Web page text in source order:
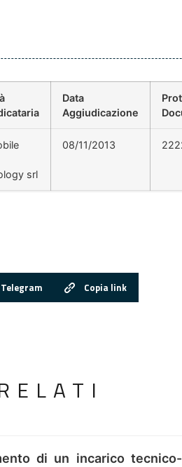
Data
Aggiudicazione
srl
08/11/2013
Telegram Copia link
di un incarico